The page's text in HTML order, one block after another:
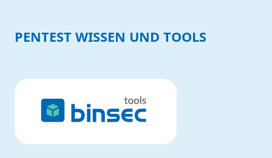
PENTEST WISSEN UND TOOLS